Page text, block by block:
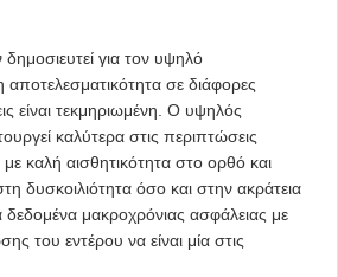
για τον υψηλό
σε διάφορες
είναι τεκμηριωμένη. Ο υψηλός
καλύτερα στις περιπτώσεις
καλή αισθητικότητα στο ορθό και
δυσκοιλιότητα όσο και στην ακράτεια
μακροχρόνιας ασφάλειας με
του εντέρου να είναι μία στις